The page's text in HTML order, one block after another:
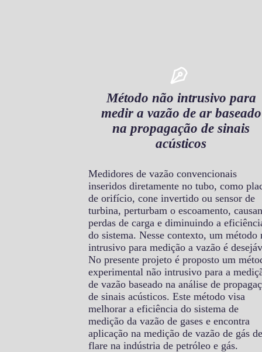
Método não intrusivo para
medir a vazão de ar baseado
na propagação de sinais
acústicos
Medidores de vazão convencionais
inseridos diretamente no tubo, como
de orifício, cone invertido ou sensor de
turbina, perturbam o escoamento,
perdas de carga e diminuindo a
do sistema. Nesse contexto, um método
intrusivo para medição a vazão é
No presente projeto é proposto um
experimental não intrusivo para a
de vazão baseado na análise de
de sinais acústicos. Este método visa
melhorar a eficiência do sistema de
medição da vazão de gases e encontra
aplicação na medição de vazão de gás de
flare na indústria de petróleo e gás.